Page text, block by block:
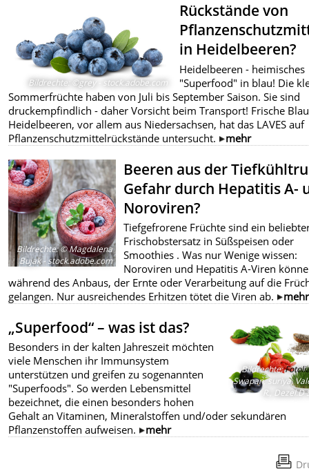
Bildrechte: ©grey - stock.adobe.com
Rückstände von
in Heidelbeeren?
Heidelbeeren - heimisches
"Superfood" in blau! Die
Sommerfrüchte haben von Juli bis September Saison. Sie sind
druckempfindlich - daher Vorsicht beim Transport! Frische
Heidelbeeren, vor allem aus Niedersachsen, hat das LAVES auf
Pflanzenschutzmittelrückstände untersucht.
mehr
Bildrechte:© Magdalena
Bujak - stock.adobe.com
Beeren aus der
Gefahr durch Hepatitis A-
Noroviren?
Tiefgefrorene Früchte sind ein
Frischobstersatz in Süßspeisen oder
Smoothies . Was nur Wenige wissen:
Noroviren und Hepatitis A-Viren
während des Anbaus, der Ernte oder Verarbeitung auf die
gelangen. Nur ausreichendes Erhitzen tötet die Viren ab.
mehr
Bildrechte:
Swapan, suriya,
R., Dezel.D
„Superfood“ – was ist das?
Besonders in der kalten Jahreszeit möchten
viele Menschen ihr Immunsystem
unterstützen und greifen zu sogenannten
"Superfoods". So werden Lebensmittel
bezeichnet, die einen besonders hohen
Gehalt an Vitaminen, Mineralstoffen und/oder sekundären
Pflanzenstoffen aufweisen.
mehr